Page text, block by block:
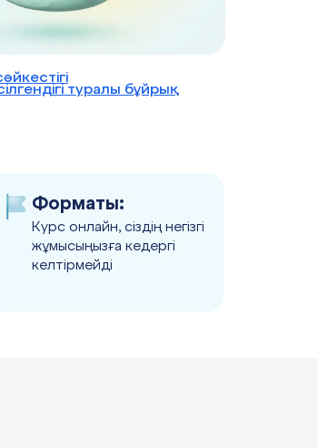
туралы бұйрық
Форматы:
Курс онлайн, сіздің негізгі
жұмысыңызға кедергі
келтірмейді